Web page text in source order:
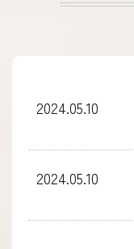
2024.05.10
2024.05.10